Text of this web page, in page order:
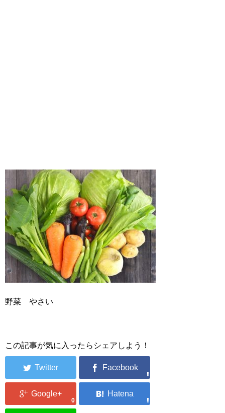
野菜 やさい
この記事が気に入ったらシェアしよう！
0